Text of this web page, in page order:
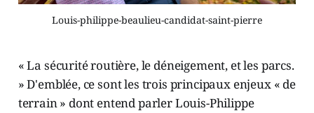
Louis-philippe-beaulieu-candidat-saint-pierre
« La sécurité routière, le déneigement, et les parcs.
» D'emblée, ce sont les trois principaux enjeux « de
terrain » dont entend parler Louis-Philippe